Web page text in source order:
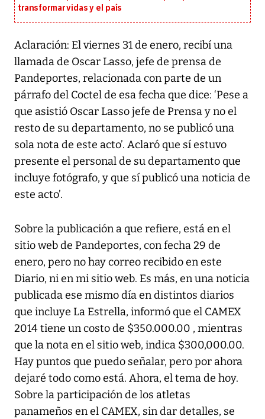
transformar vidas y el país
Aclaración: El viernes 31 de enero, recibí una
llamada de Oscar Lasso, jefe de prensa de
Pandeportes, relacionada con parte de un
párrafo del Coctel de esa fecha que dice: ‘Pese a
que asistió Oscar Lasso jefe de Prensa y no el
resto de su departamento, no se publicó una
sola nota de este acto’. Aclaró que sí estuvo
presente el personal de su departamento que
incluye fotógrafo, y que sí publicó una noticia de
este acto’.
Sobre la publicación a que refiere, está en el
sitio web de Pandeportes, con fecha 29 de
enero, pero no hay correo recibido en este
Diario, ni en mi sitio web. Es más, en una noticia
publicada ese mismo día en distintos diarios
que incluye La Estrella, informó que el CAMEX
2014 tiene un costo de $350.000.00 , mientras
que la nota en el sitio web, indica $300,000.00.
Hay puntos que puedo señalar, pero por ahora
dejaré todo como está. Ahora, el tema de hoy.
Sobre la participación de los atletas
panameños en el CAMEX, sin dar detalles, se